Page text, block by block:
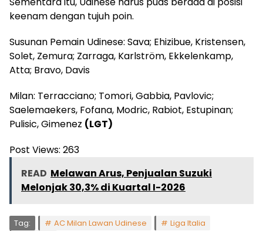
keenam dengan tujuh poin.
Susunan Pemain Udinese: Sava; Ehizibue, Kristensen,
Solet, Zemura; Zarraga, Karlström, Ekkelenkamp,
Atta; Bravo, Davis
Milan: Terracciano; Tomori, Gabbia, Pavlovic;
Saelemaekers, Fofana, Modric, Rabiot, Estupinan;
Pulisic, Gimenez (LGT)
Post Views: 263
READ Melawan Arus, Penjualan Suzuki
Melonjak 30,3% di Kuartal I-2026
Tag: AC Milan Lawan Udinese
Liga Italia